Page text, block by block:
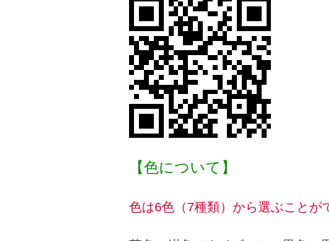
【色について】
色は6色（7種類）から選ぶことが